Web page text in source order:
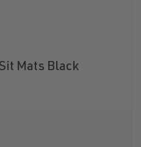
Mats Black